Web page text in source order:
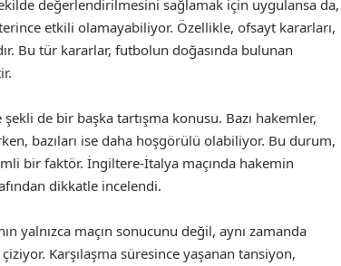
değerlendirilmesini sağlamak için uygulansa da,
etkili olamayabiliyor. Özellikle, ofsayt kararları,
Bu tür kararlar, futbolun doğasında bulunan
de bir başka tartışma konusu. Bazı hakemler,
bazıları ise daha hoşgörülü olabiliyor. Bu durum,
bir faktör. İngiltere-İtalya maçında hakemin
dikkatle incelendi.
yalnızca maçın sonucunu değil, aynı zamanda
Karşılaşma süresince yaşanan tansiyon,